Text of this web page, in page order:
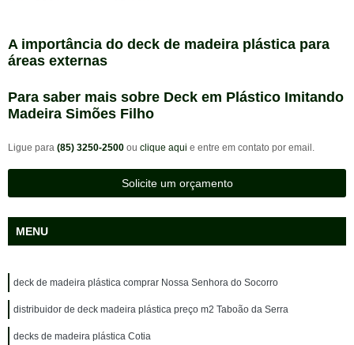
A importância do deck de madeira plástica para
áreas externas
Para saber mais sobre Deck em Plástico Imitando
Madeira Simões Filho
Ligue para (85) 3250-2500 ou clique aqui e entre em contato por email.
Solicite um orçamento
MENU
deck de madeira plástica comprar Nossa Senhora do Socorro
distribuidor de deck madeira plástica preço m2 Taboão da Serra
decks de madeira plástica Cotia